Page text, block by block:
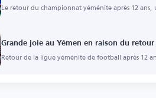
Le retour du championnat yéménite après 12
Grande joie au Yémen en raison du
Retour de la ligue yéménite de football après 12